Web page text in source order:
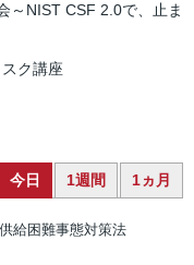
～NIST CSF 2.0で、止ま
ク講座
今日 1週間 1ヵ月
給困難事態対策法